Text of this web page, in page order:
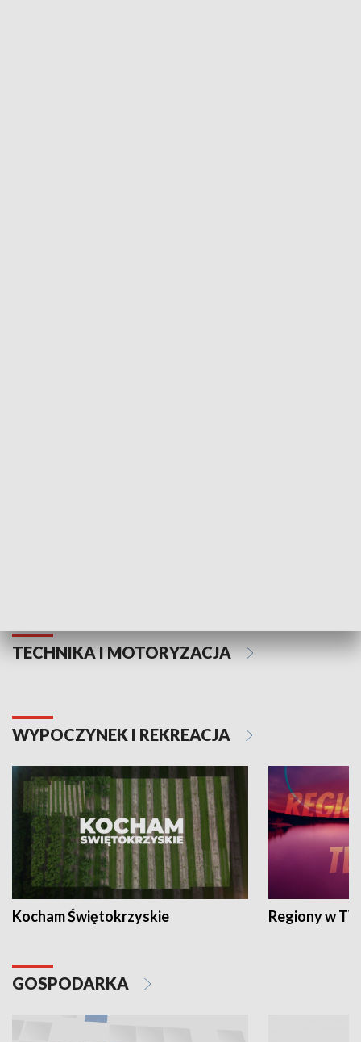
TECHNIKA I MOTORYZACJA
WYPOCZYNEK I REKREACJA
Kocham Świętokrzyskie Regiony w
GOSPODARKA